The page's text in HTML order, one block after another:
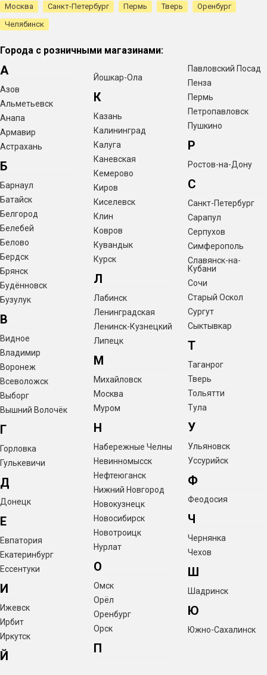
Москва Санкт-Петербург Пермь Тверь
Оренбург
Челябинск
Города с розничными магазинами:
А
Азов
Альметьевск
Анапа
Армавир
Астрахань
Б
Барнаул
Батайск
Белгород
Белебей
Белово
Бердск
Брянск
Будённовск
Бузулук
В
Видное
Владимир
Воронеж
Всеволожск
Выборг
Вышний Волочёк
Г
Горловка
Гулькевичи
Д
Донецк
Е
Евпатория
Екатеринбург
Ессентуки
И
Ижевск
Ирбит
Иркутск
Й
Йошкар-Ола
К
Казань
Калининград
Калуга
Каневская
Кемерово
Киров
Киселевск
Клин
Ковров
Кувандык
Курск
Л
Лабинск
Ленинградская
Ленинск-Кузнецкий
Липецк
М
Михайловск
Москва
Муром
Н
Набережные Челны
Невинномысск
Нефтеюганск
Нижний Новгород
Новокузнецк
Новосибирск
Новотроицк
Нурлат
О
Омск
Орёл
Оренбург
Орск
П
Павловский Посад
Пенза
Пермь
Петропавловск
Пушкино
Р
Ростов-на-Дону
С
Санкт-Петербург
Сарапул
Серпухов
Симферополь
Славянск-на-
Кубани
Сочи
Старый Оскол
Сургут
Сыктывкар
Т
Таганрог
Тверь
Тольятти
Тула
У
Ульяновск
Уссурийск
Ф
Феодосия
Ч
Чернянка
Чехов
Ш
Шадринск
Ю
Южно-Сахалинск